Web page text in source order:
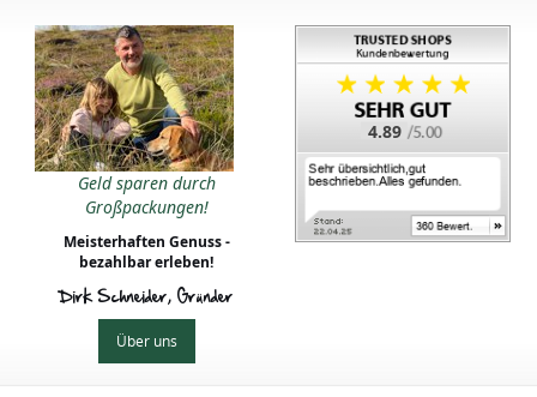
Geld sparen durch
Großpackungen!
Meisterhaften Genuss -
bezahlbar erleben!
Dirk Schneider, Gründer
Über uns
4.89